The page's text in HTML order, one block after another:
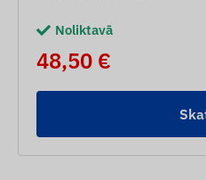
Noliktavā
48,50 €